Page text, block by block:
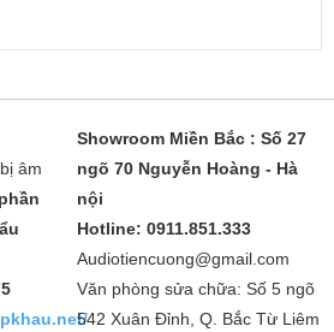
âm
Showroom Miền Bắc : Số 27
ngõ 70 Nguyễn Hoàng - Hà
nội
Hotline: 0911.851.333
Audiotiencuong@gmail.com
Văn phòng sửa chữa: Số 5 ngõ
542 Xuân Đỉnh, Q. Bắc Từ Liêm